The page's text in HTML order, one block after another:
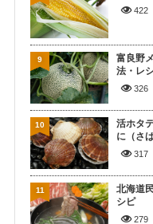
422
富良野
法・レ
326
9
活ホタ
に（さ
317
10
北海道
シピ
279
11